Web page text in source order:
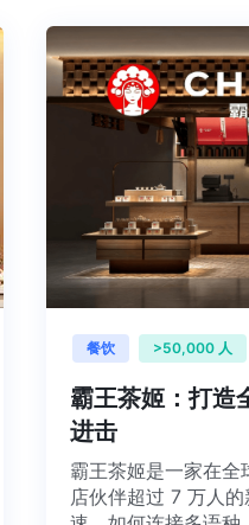
霸王茶姬：
进击
霸王茶姬是一家
店伙伴超过 7